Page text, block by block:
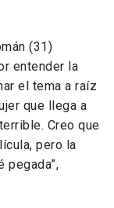
(31)
entender la
el tema a raíz
que llega a
Creo que
pero la
pegada”,